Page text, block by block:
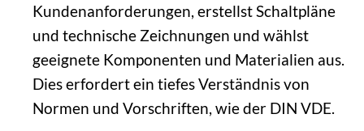
Kundenanforderungen, erstellst Schaltpläne
und technische Zeichnungen und wählst
geeignete Komponenten und Materialien aus.
Dies erfordert ein tiefes Verständnis von
Normen und Vorschriften, wie der DIN VDE.